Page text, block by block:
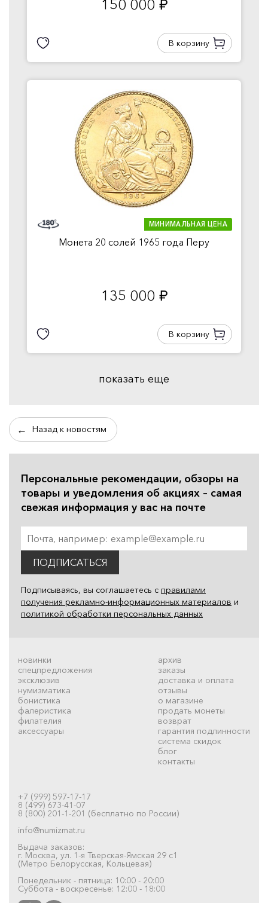
150 000 руб.
В корзину
МИНИМАЛЬНАЯ ЦЕНА
Монета 20 солей 1965 года Перу
135 000 руб.
В корзину
показать еще
Назад к новостям
Персональные рекомендации, обзоры на
товары и уведомления об акциях – самая
свежая информация у вас на почте
ПОДПИСАТЬСЯ
Подписываясь, вы соглашаетесь с правилами
получения рекламно-информационных материалов и
политикой обработки персональных данных
новинки
спецпредложения
эксклюзив
нумизматика
бонистика
фалеристика
филателия
аксессуары
архив
заказы
доставка и оплата
отзывы
о магазине
продать монеты
возврат
гарантия подлинности
система скидок
блог
контакты
+7 (999) 597-17-17
8 (499) 673-41-07
8 (800) 201-1-201 (бесплатно по России)
info@numizmat.ru
Выдача заказов:
г. Москва, ул. 1-я Тверская-Ямская 29 с1
(Метро Белорусская, Кольцевая)
Понедельник - пятница: 10:00 - 20:00
Суббота - воскресенье: 12:00 - 18:00